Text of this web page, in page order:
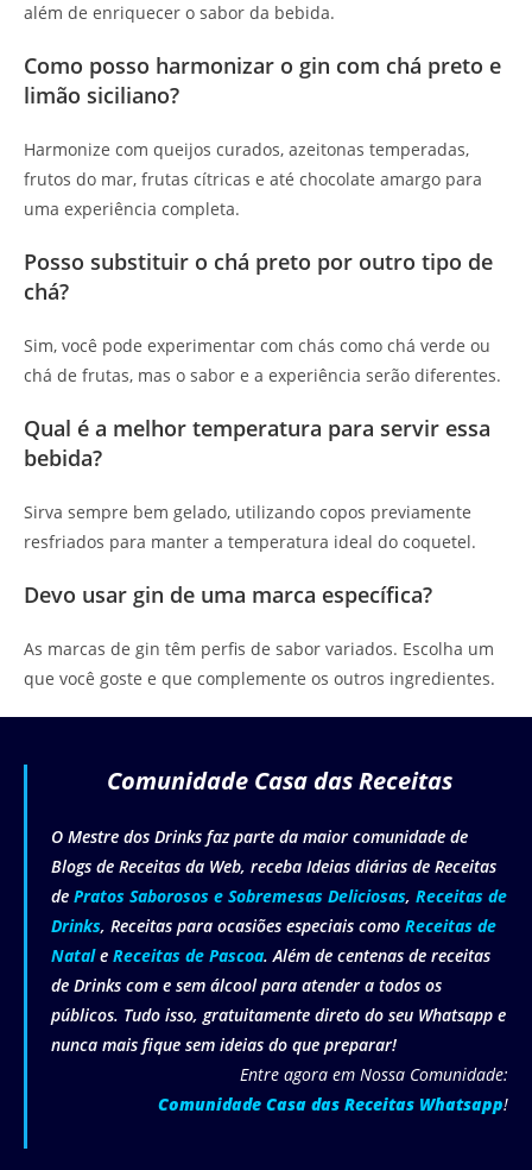
além de enriquecer o sabor da bebida.
Como posso harmonizar o gin com chá preto e
limão siciliano?
Harmonize com queijos curados, azeitonas temperadas,
frutos do mar, frutas cítricas e até chocolate amargo para
uma experiência completa.
Posso substituir o chá preto por outro tipo de
chá?
Sim, você pode experimentar com chás como chá verde ou
chá de frutas, mas o sabor e a experiência serão diferentes.
Qual é a melhor temperatura para servir essa
bebida?
Sirva sempre bem gelado, utilizando copos previamente
resfriados para manter a temperatura ideal do coquetel.
Devo usar gin de uma marca específica?
As marcas de gin têm perfis de sabor variados. Escolha um
que você goste e que complemente os outros ingredientes.
Comunidade Casa das Receitas
O Mestre dos Drinks faz parte da maior comunidade de
Blogs de Receitas da Web, receba Ideias diárias de Receitas
de Pratos Saborosos e Sobremesas Deliciosas, Receitas de
Drinks, Receitas para ocasiões especiais como Receitas de
Natale Receitas de Pascoa. Além de centenas de receitas
de Drinks com e sem álcool para atender a todos os
públicos. Tudo isso, gratuitamente direto do seu Whatsapp e
nunca mais fique sem ideias do que preparar!
Entre agora em Nossa Comunidade:
Comunidade Casa das Receitas Whatsapp!